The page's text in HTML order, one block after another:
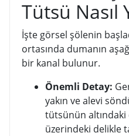
Tütsü Nasıl
İşte görsel şölenin
ortasında dumanın
bir kanal bulunur.
Önemli Detay:
yakın ve alevi
tütsünün
üzerindeki delikle